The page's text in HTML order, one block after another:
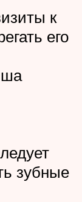
к
его
зубные